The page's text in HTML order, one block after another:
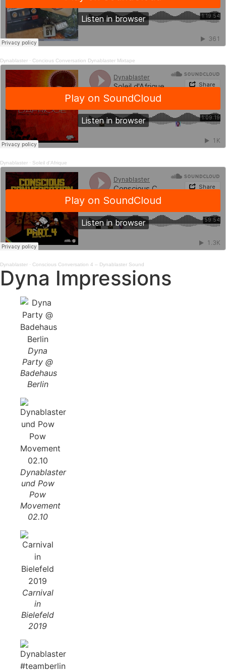
Dynablaster · Concious Conversation Dynablaster Mixtape
Dynablaster · Soleil d'Afrique
Dynablaster · Conscious Conversation 4 – Dynablaster Sound
Dyna Impressions
Dyna
Party @
Badehaus
Berlin
Dynablaster
und Pow
Pow
Movement
02.10
Carnival
in
Bielefeld
2019